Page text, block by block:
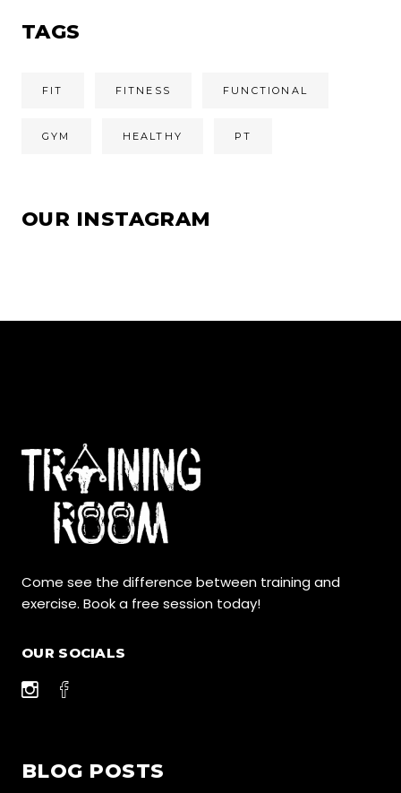
TAGS
FIT FITNESS FUNCTIONAL
GYM HEALTHY PT
OUR INSTAGRAM
Come see the difference between training and
exercise. Book a free session today!
OUR SOCIALS
BLOG POSTS